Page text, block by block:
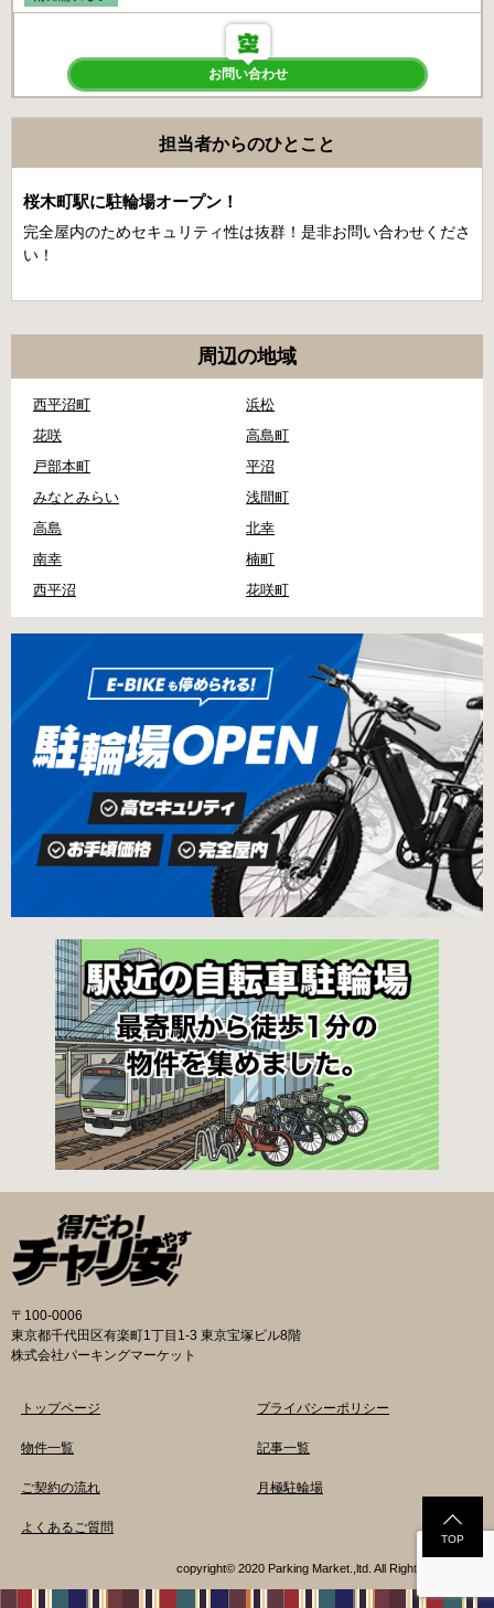
お問い合わせ
担当者からのひとこと
桜木町駅に駐輪場オープン！
完全屋内のためセキュリティ性は抜群！是非お問い合わせくださ
い！
周辺の地域
西平沼町
浜松
花咲
高島町
戸部本町
平沼
みなとみらい
浅間町
高島
北幸
南幸
楠町
西平沼
花咲町
〒100-0006
東京都千代田区有楽町1丁目1-3 東京宝塚ビル8階
株式会社パーキングマーケット
トップページ
物件一覧
ご契約の流れ
よくあるご質問
プライバシーポリシー
記事一覧
月極駐輪場
copyright© 2020 Parking Market.,ltd. All Rights Reserved.
TOP